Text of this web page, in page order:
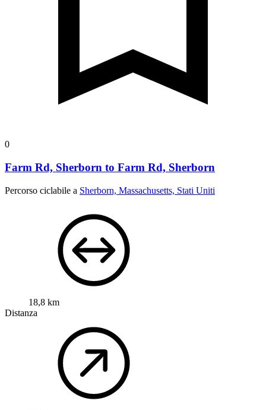
0
Farm Rd, Sherborn to Farm Rd, Sherborn
Percorso ciclabile a Sherborn, Massachusetts, Stati Uniti
18,8 km
Distanza